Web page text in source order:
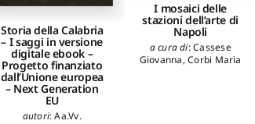
Storia della Calabria
– I saggi in versione
digitale ebook –
Progetto finanziato
dall’Unione europea
– Next Generation
EU
autori:Aa.Vv.
I mosaici delle
stazioni dell’arte di
Napoli
a cura di:Cassese
Giovanna,Corbi Maria